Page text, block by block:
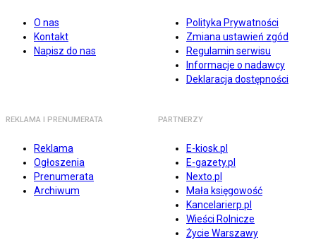
O nas
Kontakt
Napisz do nas
Polityka Prywatności
Zmiana ustawień zgód
Regulamin serwisu
Informacje o nadawcy
Deklaracja dostępności
REKLAMA I PRENUMERATA
Reklama
Ogłoszenia
Prenumerata
Archiwum
PARTNERZY
E-kiosk.pl
E-gazety.pl
Nexto.pl
Mała księgowość
Kancelarierp.pl
Wieści Rolnicze
Życie Warszawy